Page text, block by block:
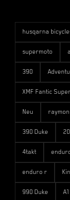
husqarna
supermoto a
390
XMF Fantic
Neu
390 Duke
4takt
enduro r
990 Duke A1